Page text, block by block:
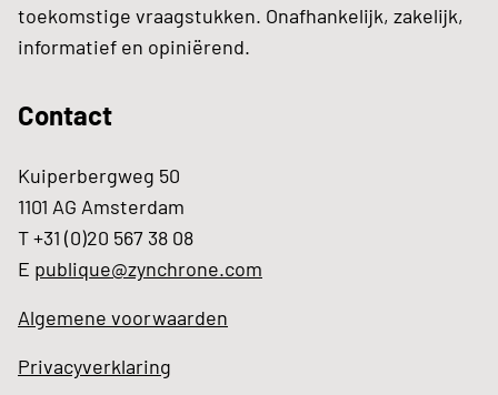
toekomstige vraagstukken. Onafhankelijk, zakelijk,
informatief en opiniërend.
Contact
Kuiperbergweg 50
1101 AG Amsterdam
T +31 (0)20 567 38 08
E publique@zynchrone.com
Algemene voorwaarden
Privacyverklaring